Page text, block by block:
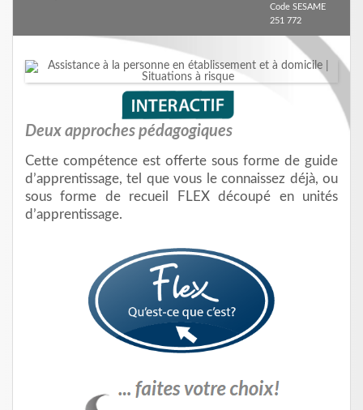
Code SESAME
251 772
Deux approches pédagogiques
Cette compétence est offerte sous forme de guide
d’apprentissage, tel que vous le connaissez déjà, ou
sous forme de recueil FLEX découpé en unités
d’apprentissage.